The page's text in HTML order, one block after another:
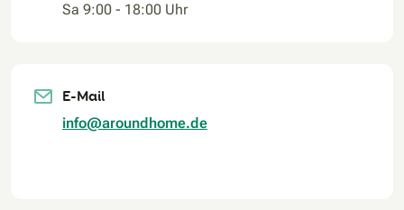
Sa 9:00 - 18:00 Uhr
E-Mail
info@aroundhome.de